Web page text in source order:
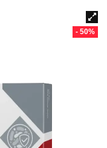
- 50%